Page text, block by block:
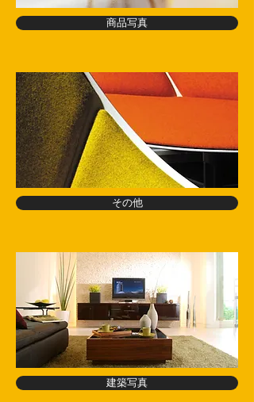
商品写真
その他
建築写真